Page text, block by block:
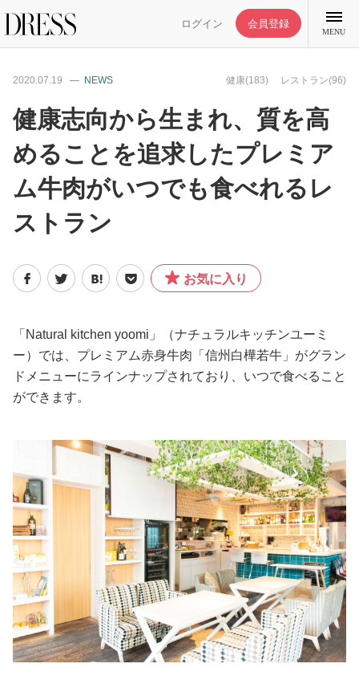
ログイン 会員登録
MENU
特集記事
DRESS部活
ファッション
恋愛/結婚/離婚
美容/健康
ワークスタイル
妊娠/出産/家族
ココロ/カラダ
グルメ
トラベル
2020.07.19 NEWS 健康(183) レストラン(96)
健康志向から生まれ、質を高
めることを追求したプレミア
ム牛肉がいつでも食べれるレ
ストラン
お気に入り
「Natural kitchen yoomi」（ナチュラルキッチンユーミ
ー）では、プレミアム赤身牛肉「信州白樺若牛」がグラン
ドメニューにラインナップされており、いつで食べること
ができます。